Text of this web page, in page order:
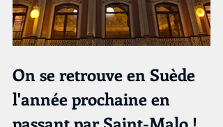
On se retrouve en Suède
l'année prochaine en